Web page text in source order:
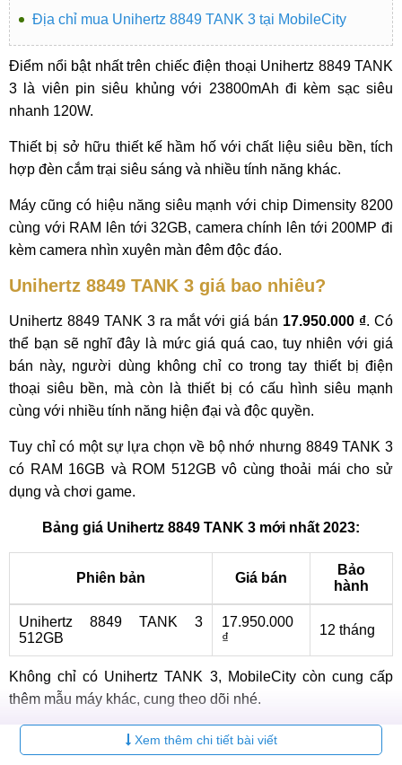
Địa chỉ mua Unihertz 8849 TANK 3 tại MobileCity
Điểm nổi bật nhất trên chiếc điện thoại Unihertz 8849 TANK
3 là viên pin siêu khủng với 23800mAh đi kèm sạc siêu
nhanh 120W.
Thiết bị sở hữu thiết kế hầm hố với chất liệu siêu bền, tích
hợp đèn cắm trại siêu sáng và nhiều tính năng khác.
Máy cũng có hiệu năng siêu mạnh với chip Dimensity 8200
cùng với RAM lên tới 32GB, camera chính lên tới 200MP đi
kèm camera nhìn xuyên màn đêm độc đáo.
Unihertz 8849 TANK 3 giá bao nhiêu?
Unihertz 8849 TANK 3 ra mắt với giá bán 17.950.000 ₫. Có
thể bạn sẽ nghĩ đây là mức giá quá cao, tuy nhiên với giá
bán này, người dùng không chỉ co trong tay thiết bị điện
thoại siêu bền, mà còn là thiết bị có cấu hình siêu mạnh
cùng với nhiều tính năng hiện đại và độc quyền.
Tuy chỉ có một sự lựa chọn về bộ nhớ nhưng 8849 TANK 3
có RAM 16GB và ROM 512GB vô cùng thoải mái cho sử
dụng và chơi game.
Bảng giá Unihertz 8849 TANK 3 mới nhất 2023:
Phiên bản Giá bán
Bảo
hành
Unihertz 8849 TANK 3
512GB
17.950.000
₫
12 tháng
Không chỉ có Unihertz TANK 3, MobileCity còn cung cấp
thêm mẫu máy khác, cung theo dõi nhé.
điện thoại Unihertz8849 TANK Seres mới nhất
2023:
Xem thêm chi tiết bài viết